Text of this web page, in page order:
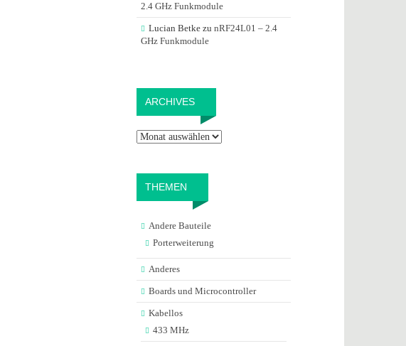
2.4 GHz Funkmodule
Lucian Betkezu nRF24L01 – 2.4
GHz Funkmodule
ARCHIVES
THEMEN
Andere Bauteile
Porterweiterung
Anderes
Boards und Microcontroller
Kabellos
433 MHz